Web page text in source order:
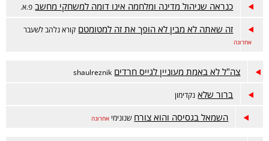
כנראה שניהול מדינה ומלחמה אינו דומה למשחקי מחשב פ.א.
זה שאתה לא מבין לא הופך את זה למטומטם קורא נלהב לשעבר
אחרונה
צה"ל לא באמת מעוניין לגייס חרדים shaulreznik
ברור שלא נקדימון
השמאל בגסיסה והוא צורח שנונימי אחרונה